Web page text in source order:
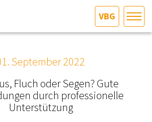
VBG
DAS INGENIEURBÜRO
September 2022
Fluch oder Segen? Gute
durch professionelle
Unterstützung